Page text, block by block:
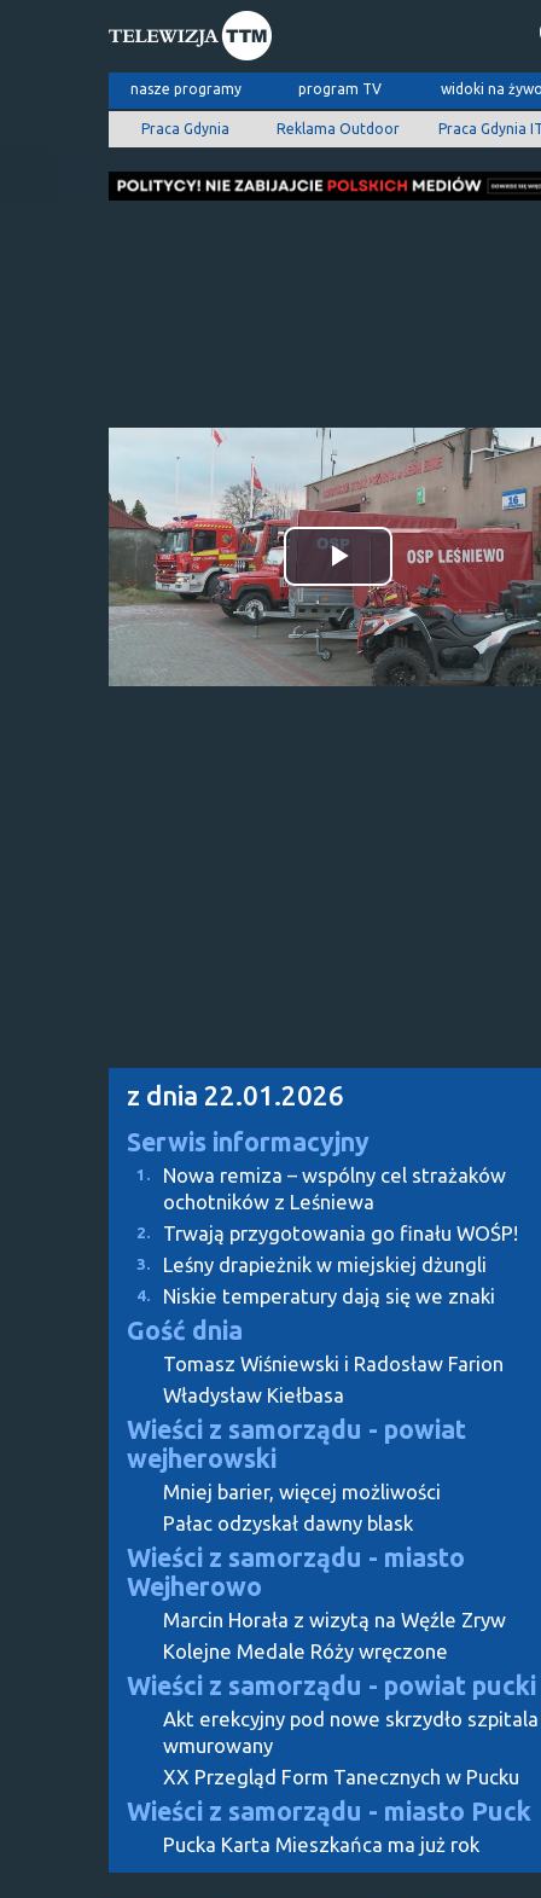
nasze programy program TV widoki na
Praca Gdynia Reklama Outdoor Praca Gdynia
Odtwórz
wideo
z dnia 22.01.2026
Serwis informacyjny
1.
Nowa remiza – wspólny cel strażaków
ochotników z Leśniewa
2. Trwają przygotowania go finału WOŚP!
3. Leśny drapieżnik w miejskiej dżungli
4. Niskie temperatury dają się we znaki
Gość dnia
Tomasz Wiśniewski i Radosław Farion
Władysław Kiełbasa
Wieści z samorządu - powiat
wejherowski
Mniej barier, więcej możliwości
Pałac odzyskał dawny blask
Wieści z samorządu - miasto
Wejherowo
Marcin Horała z wizytą na Węźle Zryw
Kolejne Medale Róży wręczone
Wieści z samorządu - powiat pucki
Akt erekcyjny pod nowe skrzydło szpitala
wmurowany
XX Przegląd Form Tanecznych w Pucku
Wieści z samorządu - miasto Puck
Pucka Karta Mieszkańca ma już rok